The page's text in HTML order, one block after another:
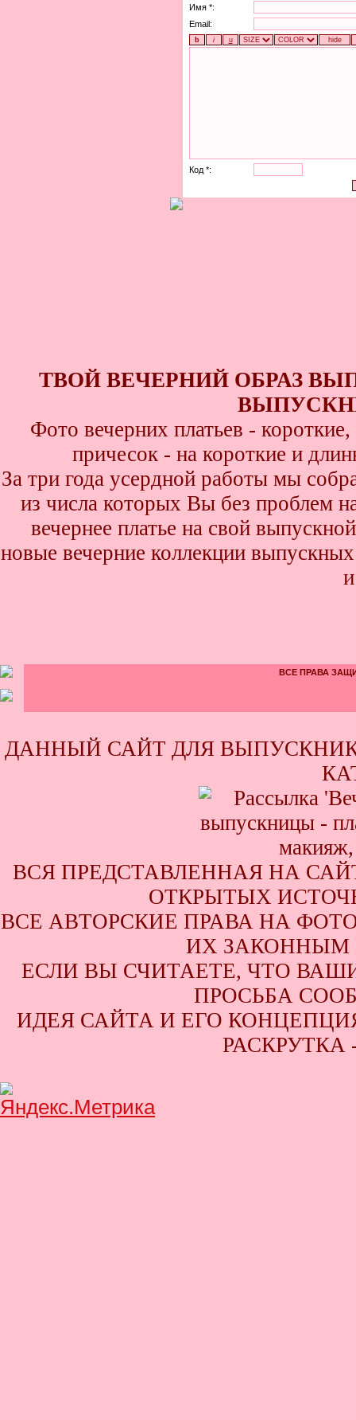
Имя *:
Email:
Код *:
ТВОЙ ВЕЧЕРНИЙ ОБРАЗ
Фото вечерних платьев -
причесок - на короткие и
За три года усердной работы мы
из числа которых Вы без проблем
вечернее платье на свой
новые вечерние коллекции
ВСЕ ПРАВА
ДАННЫЙ САЙТ ДЛЯ
ВСЯ ПРЕДСТАВЛЕННАЯ НА
ОТКРЫТЫХ
ВСЕ АВТОРСКИЕ ПРАВА НА
ИХ ЗАКОННЫМ
ЕСЛИ ВЫ СЧИТАЕТЕ, ЧТО
ПРОСЬБА
ИДЕЯ САЙТА И ЕГО КОНЦЕПЦИЯ
РАСКРУТКА -